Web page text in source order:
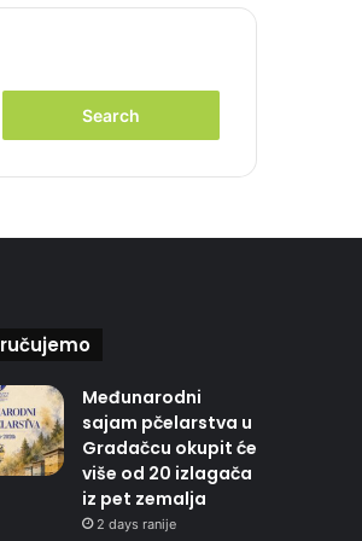
Međunarodni
sajam pčelarstva u
Gradačcu okupit će
više od 20 izlagača
iz pet zemalja
2 days ranije